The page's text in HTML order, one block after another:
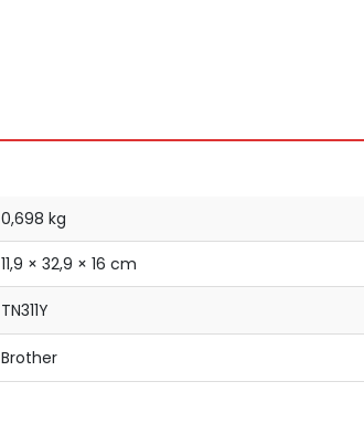
0,698 kg
11,9 × 32,9 × 16 cm
TN311Y
Brother